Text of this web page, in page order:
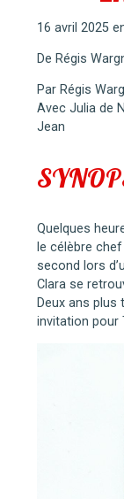
16 avril 2025
De Régis
Par Régis
Avec Julia de
Jean
Quelques
le célèbre
second lors
Clara se
Deux ans plus
invitation pour